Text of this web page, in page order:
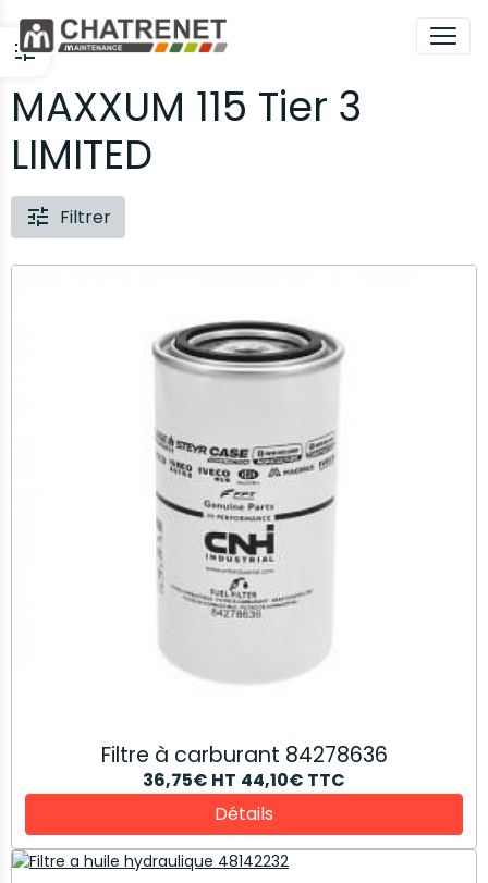
MAXXUM 115 Tier 3
LIMITED
Filtrer
Filtre à carburant 84278636
36,75€ HT 44,10€ TTC
Détails